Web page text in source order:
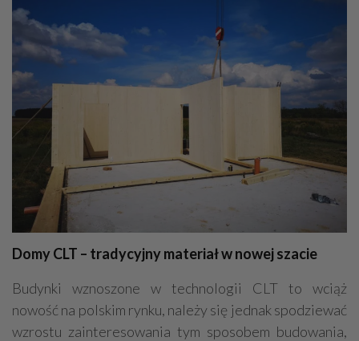
Kamieniarstwo
Prace wysokościowe
Geodezja - usługi, sprzęt Dekarstwo
Domy CLT – tradycyjny materiał w nowej szacie
Budynki wznoszone w technologii CLT to wciąż
nowość na polskim rynku, należy się jednak spodziewać
wzrostu zainteresowania tym sposobem budowania,